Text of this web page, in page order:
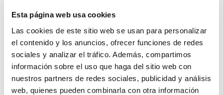
Esta página web usa cookies
Las cookies de este sitio web se usan para personalizar
el contenido y los anuncios, ofrecer funciones de redes
sociales y analizar el tráfico. Además, compartimos
información sobre el uso que haga del sitio web con
nuestros partners de redes sociales, publicidad y análisis
web, quienes pueden combinarla con otra información
trimestrales y publicara unas sólidas previsiones. El
valor alcanzó un máximo de dos meses, llevando al
índice de semiconductores PHLX (+4,3% en la semana).
El sector de los semiconductores se enfrió un poco el
viernes a raíz de un informe de Bloomberg en el que se
afirmaba que el Gobierno chino está presionando a las
empresas nacionales para que cambien Nvidia por